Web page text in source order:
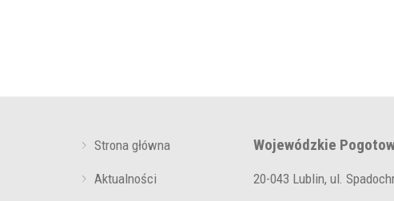
Strona główna
Aktualności
Wojewódzkie
20-043 Lublin, ul.